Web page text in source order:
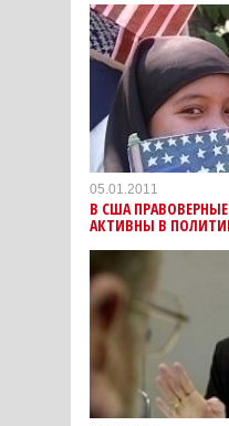
05.01.2011
В США
АКТИВНЫ В